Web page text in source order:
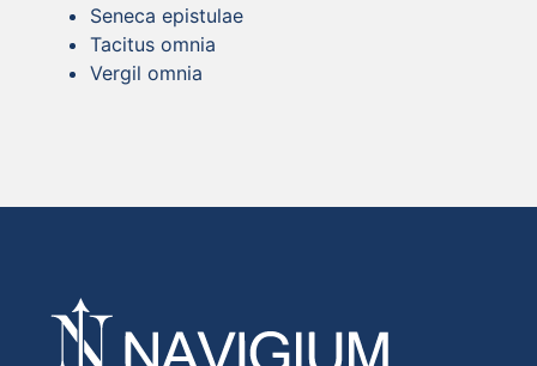
Seneca epistulae
Tacitus omnia
Vergil omnia